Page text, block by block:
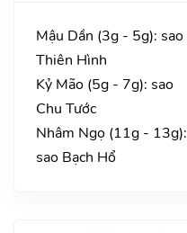
Mậu Dần (3g - 5g): sao
Thiên Hình
Kỷ Mão (5g - 7g): sao
Chu Tước
Nhâm Ngọ (11g - 13g):
sao Bạch Hổ